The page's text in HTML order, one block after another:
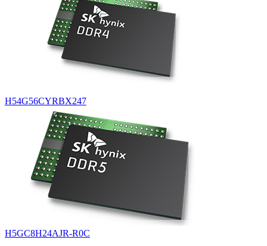
H54G56CYRBX247
H5GC8H24AJR-R0C